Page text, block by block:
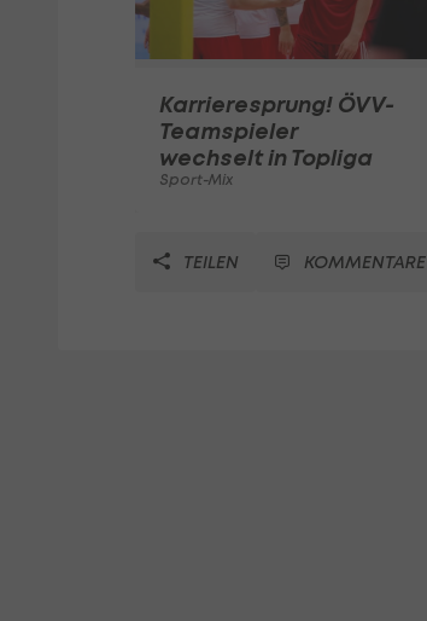
Karrieresprung! ÖVV-
Teamspieler
wechselt in Topliga
Sport-Mix
TEILEN KOMMENTARE